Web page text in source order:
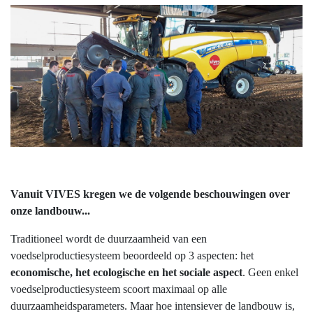
Vanuit VIVES kregen we de volgende beschouwingen over
onze landbouw...
Traditioneel wordt de duurzaamheid van een
voedselproductiesysteem beoordeeld op 3 aspecten: het
economische, het ecologische en het sociale aspect. Geen enkel
voedselproductiesysteem scoort maximaal op alle
duurzaamheidsparameters. Maar hoe intensiever de landbouw is,